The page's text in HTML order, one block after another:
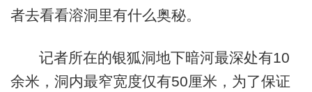
者去看看溶洞里有什么奥秘。
记者所在的银狐洞地下暗河最深处有10
余米，洞内最窄宽度仅有50厘米，为了保证